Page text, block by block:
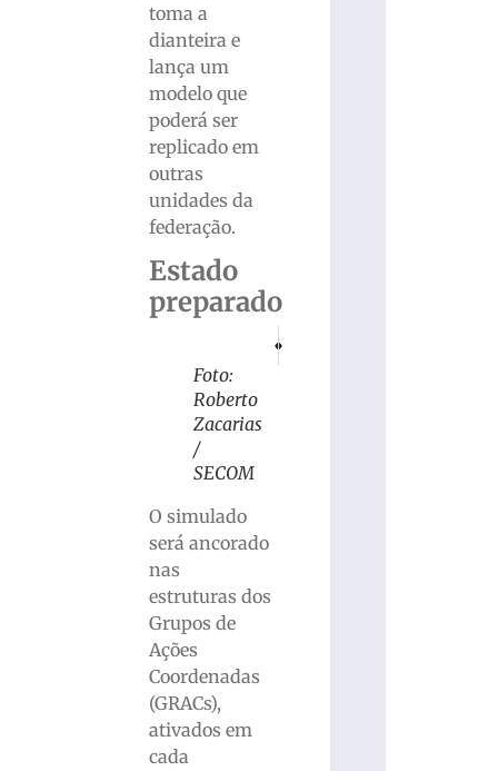
toma a
dianteira e
lança um
modelo que
poderá ser
replicado em
outras
unidades da
federação.
Estado
preparado
Foto:
Roberto
Zacarias
/
SECOM
O simulado
será ancorado
nas
estruturas dos
Grupos de
Ações
Coordenadas
(GRACs),
ativados em
cada